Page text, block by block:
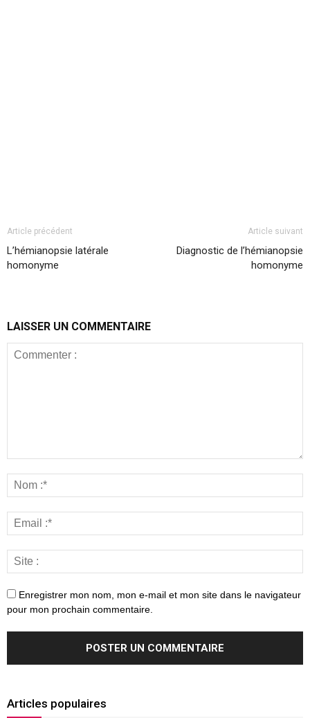
Article précédent
L’hémianopsie latérale
homonyme
Article suivant
Diagnostic de l’hémianopsie
homonyme
LAISSER UN COMMENTAIRE
Enregistrer mon nom, mon e-mail et mon site dans le navigateur
pour mon prochain commentaire.
Articles populaires